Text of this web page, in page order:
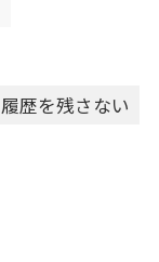
履歴を残さない